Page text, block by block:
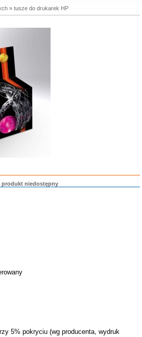
» tusze do drukarek HP
produkt niedostępny
5% pokryciu (wg producenta, wydruk